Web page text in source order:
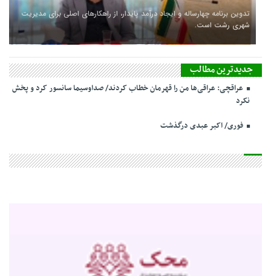
تدوین برنامه چهارساله و ایجاد درآمد پایدار، از راهکارهای اصلی برای مدیریت
شهری رشت است.
جدیدترین مطالب
عراقچی: عراقی‌ها من را قهرمان خطاب کردند/ صداوسیما سانسور کرد و پخش
نکرد
فوری/ اکبر عبدی درگذشت